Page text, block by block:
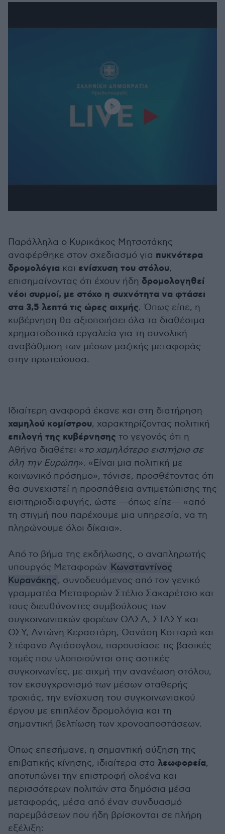
Παράλληλα ο Κυρικάκος Μητσοτάκης
αναφέρθηκε στον σχεδιασμό για πυκνότερα
δρομολόγια και ενίσχυση του στόλου,
επισημαίνοντας ότι έχουν ήδη δρομολογηθεί
νέοι συρμοί, με στόχο η συχνότητα να φτάσει
στα 3,5 λεπτά τις ώρες αιχμής. Όπως είπε, η
κυβέρνηση θα αξιοποιήσει όλα τα διαθέσιμα
χρηματοδοτικά εργαλεία για τη συνολική
αναβάθμιση των μέσων μαζικής μεταφοράς
στην πρωτεύουσα.
Ιδιαίτερη αναφορά έκανε και στη διατήρηση
χαμηλού κομίστρου, χαρακτηρίζοντας πολιτική
επιλογή της κυβέρνησης το γεγονός ότι η
Αθήνα διαθέτει « το χαμηλότερο εισιτήριο σε
όλη την Ευρώπη». «Είναι μια πολιτική με
κοινωνικό πρόσημο», τόνισε, προσθέτοντας ότι
θα συνεχιστεί η προσπάθεια αντιμετώπισης της
εισιτηριοδιαφυγής, ώστε —όπως είπε— «από
τη στιγμή που παρέχουμε μια υπηρεσία, να τη
πληρώνουμε όλοι δίκαια».
Από το βήμα της εκδήλωσης, ο αναπληρωτής
υπουργός Μεταφορών Κωνσταντίνος
Κυρανάκης, συνοδευόμενος από τον γενικό
γραμματέα Μεταφορών Στέλιο Σακαρέτσιο και
τους διευθύνοντες συμβούλους των
συγκοινωνιακών φορέων ΟΑΣΑ, ΣΤΑΣΥ και
ΟΣΥ, Αντώνη Κεραστάρη, Θανάση Κοτταρά και
Στέφανο Αγιάσογλου, παρουσίασε τις βασικές
τομές που υλοποιούνται στις αστικές
συγκοινωνίες, με αιχμή την ανανέωση στόλου,
τον εκσυγχρονισμό των μέσων σταθερής
τροχιάς, την ενίσχυση του συγκοινωνιακού
έργου με επιπλέον δρομολόγια και τη
σημαντική βελτίωση των χρονοαποστάσεων.
Όπως επεσήμανε, η σημαντική αύξηση της
επιβατικής κίνησης, ιδιαίτερα στα λεωφορεία,
αποτυπώνει την επιστροφή ολοένα και
περισσότερων πολιτών στα δημόσια μέσα
μεταφοράς, μέσα από έναν συνδυασμό
παρεμβάσεων που ήδη βρίσκονται σε πλήρη
εξέλιξη: